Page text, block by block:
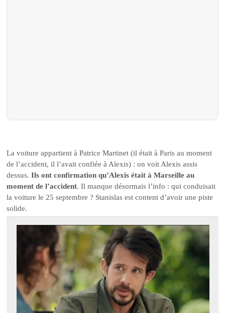
La voiture appartient à Patrice Martinet (il était à Paris au moment
de l’accident, il l’avait confiée à Alexis) : on voit Alexis assis
dessus.Ils ont confirmation qu’Alexis était à Marseille au
moment de l’accident. Il manque désormais l’info : qui conduisait
la voiture le 25 septembre ? Stanislas est content d’avoir une piste
solide.